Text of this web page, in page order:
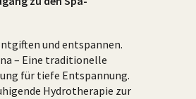
und entspannen.
– Eine traditionelle
für tiefe Entspannung.
Hydrotherapie zur